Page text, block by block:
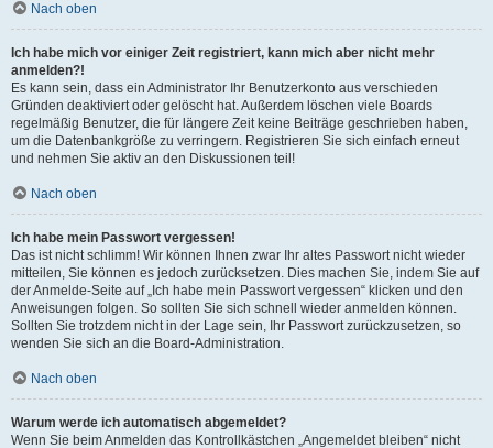
Nach oben
Ich habe mich vor einiger Zeit registriert, kann mich aber nicht mehr
anmelden?!
Es kann sein, dass ein Administrator Ihr Benutzerkonto aus verschieden
Gründen deaktiviert oder gelöscht hat. Außerdem löschen viele Boards
regelmäßig Benutzer, die für längere Zeit keine Beiträge geschrieben haben,
um die Datenbankgröße zu verringern. Registrieren Sie sich einfach erneut
und nehmen Sie aktiv an den Diskussionen teil!
Nach oben
Ich habe mein Passwort vergessen!
Das ist nicht schlimm! Wir können Ihnen zwar Ihr altes Passwort nicht wieder
mitteilen, Sie können es jedoch zurücksetzen. Dies machen Sie, indem Sie auf
der Anmelde-Seite auf „Ich habe mein Passwort vergessen“ klicken und den
Anweisungen folgen. So sollten Sie sich schnell wieder anmelden können.
Sollten Sie trotzdem nicht in der Lage sein, Ihr Passwort zurückzusetzen, so
wenden Sie sich an die Board-Administration.
Nach oben
Warum werde ich automatisch abgemeldet?
Wenn Sie beim Anmelden das Kontrollkästchen „Angemeldet bleiben“ nicht